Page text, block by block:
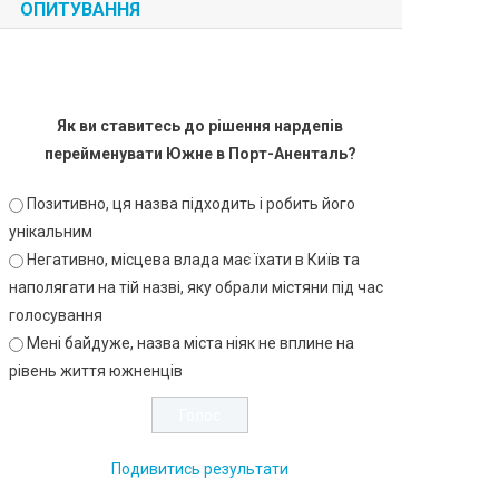
ОПИТУВАННЯ
Як ви ставитесь до рішення нардепів
перейменувати Южне в Порт-Аненталь?
Позитивно, ця назва підходить і робить його
унікальним
Негативно, місцева влада має їхати в Київ та
наполягати на тій назві, яку обрали містяни під час
голосування
Мені байдуже, назва міста ніяк не вплине на
рівень життя южненців
Подивитись результати